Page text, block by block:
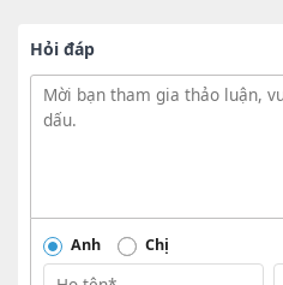
Hỏi đáp
Anh Chị